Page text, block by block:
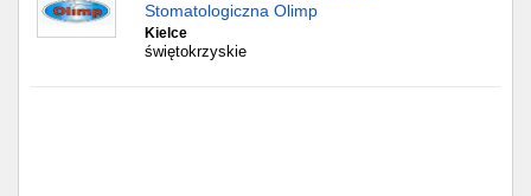
Stomatologiczna Olimp
Kielce
świętokrzyskie
Chorzów